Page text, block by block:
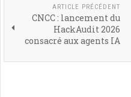
ARTICLE PRÉCÉDENT
CNCC : lancement du
HackAudit 2026
consacré aux agents IA